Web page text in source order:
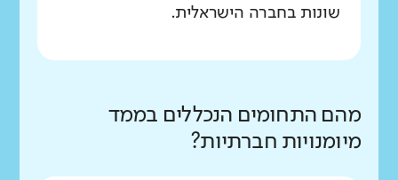
שונות בחברה הישראלית.
מהם התחומים הנכללים בממד
מיומנויות חברתיות?